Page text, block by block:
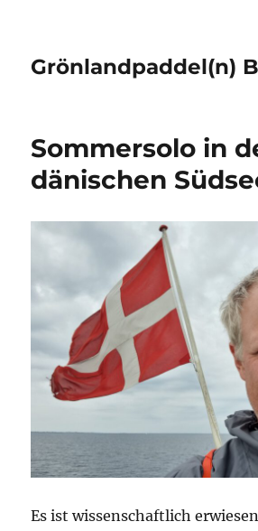
Grönlandpaddel(n)
Sommersolo in
dänischen
Es ist wissenschaftlich